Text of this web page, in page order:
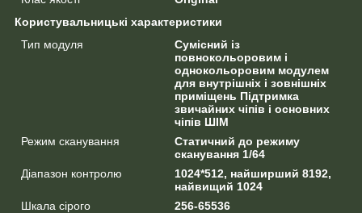
Користувальницькі характеристики
Тип модуля
Сумісний із
повнокольоровим і
однокольоровим модулем
для внутрішніх і зовнішніх
приміщень Підтримка
звичайних чіпів і основних
чіпів ШІМ
Режим сканування
Статичний до режиму
сканування 1/64
Діапазон контролю
1024*512, найширший 8192,
найвищий 1024
Шкала сірого
256-65536